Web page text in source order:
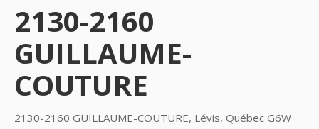
2130-2160
GUILLAUME-
COUTURE
2130-2160 GUILLAUME-COUTURE, Lévis, Québec G6W